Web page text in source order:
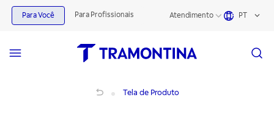
Para Você Para Profissionais Atendimento PT
Tela de Produto